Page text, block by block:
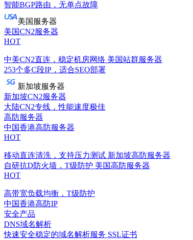
智能BGP路由，无单点故障
美国服务器
美国CN2服务器
HOT
中美CN2直连，稳定机房网络 美国站群服务器
253个多C段IP，适合SEO部署
新加坡服务器
新加坡CN2服务器
大陆CN2专线，性能速度极佳
高防服务器
中国香港高防服务器
HOT
移动直连清洗，支持压力测试 新加坡高防服务器
自研抗D防火墙，T级防护 美国高防服务器
HOT
高带宽负载均衡，T级防护
中国香港高防IP
安全产品
DNS域名解析
快速安全稳定的域名解析服务 SSL证书